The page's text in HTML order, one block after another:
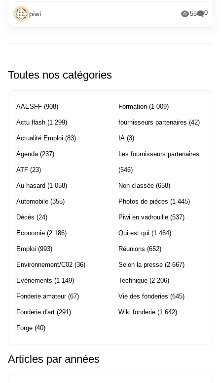
piwi 55 0
Toutes nos catégories
AAESFF (908)
Actu flash (1 299)
Actualité Emploi (83)
Agenda (237)
ATF (23)
Au hasard (1 058)
Automobile (355)
Décès (24)
Economie (2 186)
Emploi (993)
Environnement/C02 (36)
Evènements (1 149)
Fonderie amateur(67)
Fonderie d'art (291)
Forge (40)
Formation (1 009)
fournisseurs partenaires (42)
IA (3)
Les fournisseurs partenaires
(546)
Non classée (658)
Photos de pièces (1 445)
Piwi en vadrouille (537)
Qui est qui (1 464)
Réunions (652)
Selon la presse (2 667)
Technique (2 206)
Vie des fonderies (645)
Wiki fonderie (1 642)
Articles par années